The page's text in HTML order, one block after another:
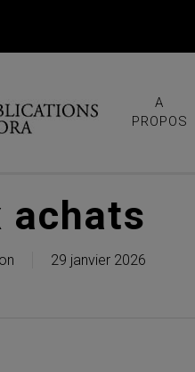
A
PROPOS
achats
29 janvier 2026